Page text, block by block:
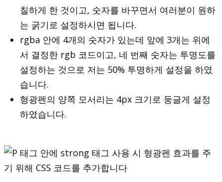
칠하게 한 것이고, 숫자를 바꾸면서 여러분이 원하
는 굵기로 설정하시면 됩니다.
rgba 안에 4개의 숫자가 있는데 앞에 3개는 위에
서 결정한 rgb 코드이고, 네 번째 숫자는 투명도를
설정하는 것으로 저는 50% 투명하게 설정을 하였
습니다.
형광펜의 양쪽 모서리는 4px 크기로 둥글게 설정
하였습니다.